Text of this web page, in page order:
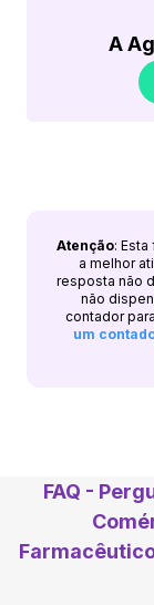
A
Atenção:
a melhor
resposta não
não
contador
um
FAQ -